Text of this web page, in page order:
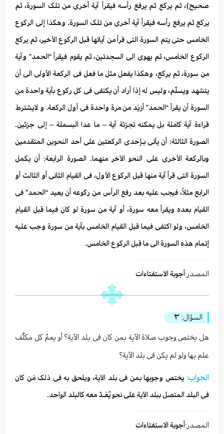
صحیح)، ثم یرکع ثم یرفع رأسه فیقرأ آیة أخری من تلک السورة، ثم
یرکع ثم یرفع رأسه فیقرأ آیة أخری من تلک السورة. وهکذا إلی الرکوع
الخامس حتی یتم السورة التی قرأ من آیاتها قبل الرکوع الأخیر، ثم یرکع
الرکوع الخامس، ثم یهوی الی السجدتین، ثم یقوم فیقرأ “الحمد” وآیة
من سورة، ثم یرکع، وهکذا یفعل مثل ما فعل فی الرکعة الأولی الی أن
یتشهد ویسلّم، ولیس له إذا أراد أن یکتفی فی کل رکوع بآیة واحدة من
السورة أن یقرأ “الحمد” أزیَد من مرة واحدة فی أول الرکعة. و لایشترط
قراءة آیة کاملة بل یمکنه تجزئة آیة – ما عدا البسملة – إلی جزئین.
الصورة الثالثة: أن یأتی بـإحدی الرکعتین علی أحد النحوین المتقدمین
وبالرکعة الأخری علی النحو الآخر منهما. الصورة الرابعة: أن یکمل
السورة التی قرأ آیة منها قبل الرکوع الأول، فی القیام الثانی أو الثالث أو
الرابع مثلاً، فیجب علیه بعد رفع الرأس من رکوعه أن یعید “الحمد” فی
القیام بعده ویقرأ معه سورة، أو آیة من سورة لو کان فیما قبل القیام
الخامس، ولو اکتفی فیما قبل القیام الخامس بآیة من سورة وجب علیه
إتمام هذه السورة الی ما قبل الرکوع الخامس.
المصدر:أجوبة الاستفتاءات
السؤال: ٣
هل یختص وجوب صلاة الآیة بمن کان فی بلد الآیة؟ أو یعمّ کل مکلَّف
علم بها ولو لم یکن فی بلد الآیة؟
الجواب:یختص وجوبها بمن فی بلد الآیة، ویلحق به فی ذلک مَن کان
فی البلد المتصل ببلد الآیة علی نحو یُعَـدّ معه کالبلد الواحد.
المصدر:أجوبة الاستفتاءات